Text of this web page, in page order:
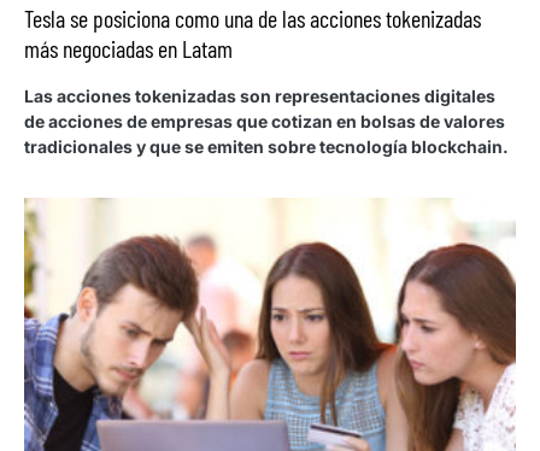
Tesla se posiciona como una de las acciones tokenizadas
más negociadas en Latam
Las acciones tokenizadas son representaciones digitales
de acciones de empresas que cotizan en bolsas de valores
tradicionales y que se emiten sobre tecnología blockchain.